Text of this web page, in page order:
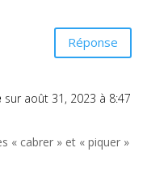
Réponse
sur août 31, 2023 à 8:47
« cabrer » et « piquer »